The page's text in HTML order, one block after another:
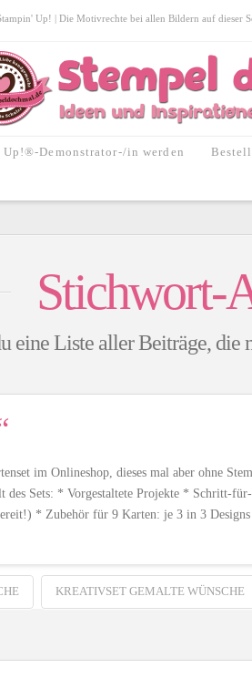
Up! | Die Motivrechte bei allen Bildern auf dieser
Up!®-Demonstrator-/in werden
Stichwort-
eine Liste aller Beiträge,
im Onlineshop, dieses mal aber ohne
des Sets: * Vorgestaltete Projekte * Schritt-
* Zubehör für 9 Karten: je 3 in 3
KREATIVSET GEMALTE WÜNSCHE